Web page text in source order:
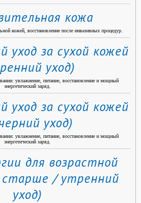
кожа
кожей, восстановление после инвазивных процедур.
уход за сухой кожей
уход)
увлажнение, питание, восстановление и мощный
энергетический заряд.
уход за сухой кожей
уход)
увлажнение, питание, восстановление и мощный
энергетический заряд.
для возрастной
/ утренний
уход)